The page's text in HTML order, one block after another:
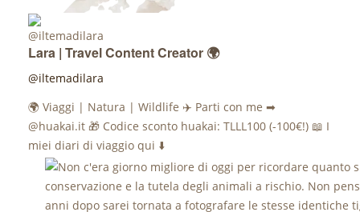
Lara | Travel Content Creator 🌍
@iltemadilara
🌍 Viaggi | Natura | Wildlife ✈️ Parti con me ➡
@huakai.it 🎁 Codice sconto huakai: TLLL100 (-100€!) 📖 I
miei diari di viaggio qui ⬇️